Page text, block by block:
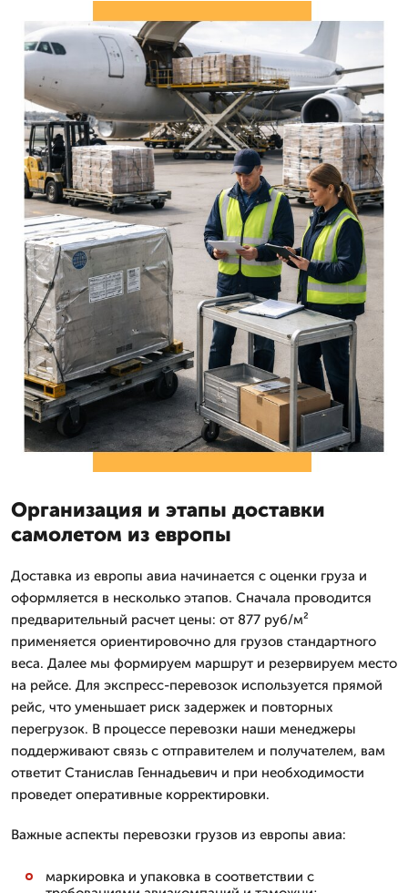
Организация и этапы доставки
самолетом из европы
Доставка из европы авиа начинается с оценки груза и
оформляется в несколько этапов. Сначала проводится
предварительный расчет цены: от 877 руб/м²
применяется ориентировочно для грузов стандартного
веса. Далее мы формируем маршрут и резервируем место
на рейсе. Для экспресс-перевозок используется прямой
рейс, что уменьшает риск задержек и повторных
перегрузок. В процессе перевозки наши менеджеры
поддерживают связь с отправителем и получателем, вам
ответит Станислав Геннадьевич и при необходимости
проведет оперативные корректировки.
Важные аспекты перевозки грузов из европы авиа:
маркировка и упаковка в соответствии с